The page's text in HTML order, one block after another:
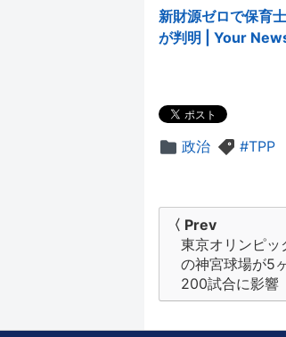
新財源ゼロで保育
が判明 | Your
政治 TPP
〈 Prev
東京オリンピッ
の神宮球場が5
200試合に影響